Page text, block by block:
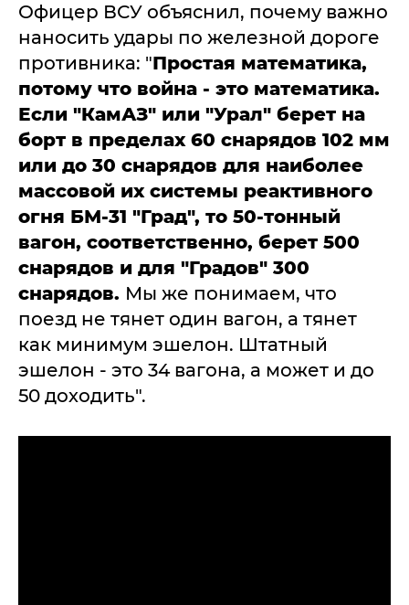
Офицер ВСУ объяснил, почему важно
наносить удары по железной дороге
противника: "Простая математика,
потому что война - это математика.
Если "КамАЗ" или "Урал" берет на
борт в пределах 60 снарядов 102 мм
или до 30 снарядов для наиболее
массовой их системы реактивного
огня БМ-31 "Град", то 50-тонный
вагон, соответственно, берет 500
снарядов и для "Градов" 300
снарядов. Мы же понимаем, что
поезд не тянет один вагон, а тянет
как минимум эшелон. Штатный
эшелон - это 34 вагона, а может и до
50 доходить".